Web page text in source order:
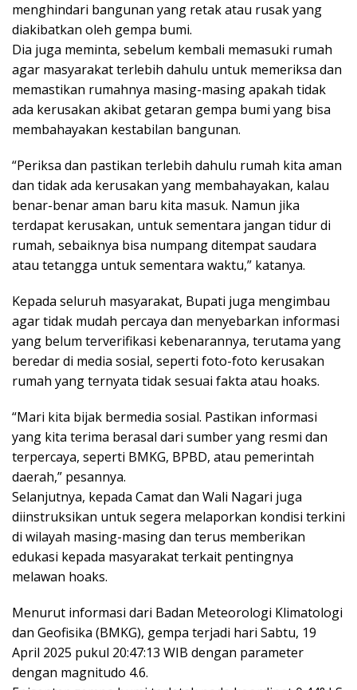
menghindari bangunan yang retak atau rusak yang
diakibatkan oleh gempa bumi.
Dia juga meminta, sebelum kembali memasuki rumah
agar masyarakat terlebih dahulu untuk memeriksa dan
memastikan rumahnya masing-masing apakah tidak
ada kerusakan akibat getaran gempa bumi yang bisa
membahayakan kestabilan bangunan.
“Periksa dan pastikan terlebih dahulu rumah kita aman
dan tidak ada kerusakan yang membahayakan, kalau
benar-benar aman baru kita masuk. Namun jika
terdapat kerusakan, untuk sementara jangan tidur di
rumah, sebaiknya bisa numpang ditempat saudara
atau tetangga untuk sementara waktu,” katanya.
Kepada seluruh masyarakat, Bupati juga mengimbau
agar tidak mudah percaya dan menyebarkan informasi
yang belum terverifikasi kebenarannya, terutama yang
beredar di media sosial, seperti foto-foto kerusakan
rumah yang ternyata tidak sesuai fakta atau hoaks.
“Mari kita bijak bermedia sosial. Pastikan informasi
yang kita terima berasal dari sumber yang resmi dan
terpercaya, seperti BMKG, BPBD, atau pemerintah
daerah,” pesannya.
Selanjutnya, kepada Camat dan Wali Nagari juga
diinstruksikan untuk segera melaporkan kondisi terkini
di wilayah masing-masing dan terus memberikan
edukasi kepada masyarakat terkait pentingnya
melawan hoaks.
Menurut informasi dari Badan Meteorologi Klimatologi
dan Geofisika (BMKG), gempa terjadi hari Sabtu, 19
April 2025 pukul 20:47:13 WIB dengan parameter
dengan magnitudo 4.6.